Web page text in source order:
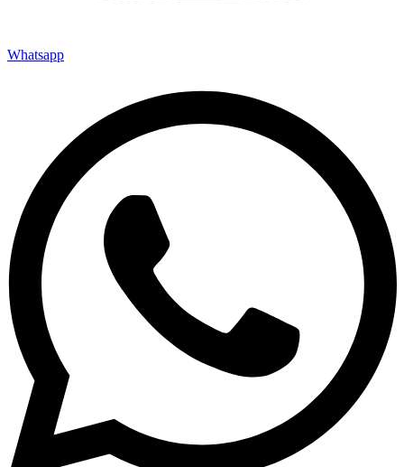
Whatsapp